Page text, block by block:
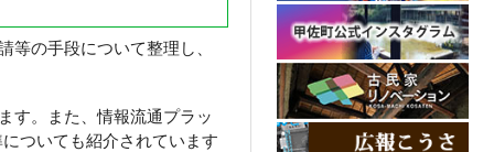
の手段について整理し、
す。また、情報流通プラッ
ついても紹介されています